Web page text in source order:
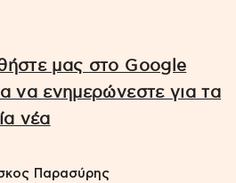
μας στο Google
να ενημερώνεστε για τα
νέα
Παρασύρης